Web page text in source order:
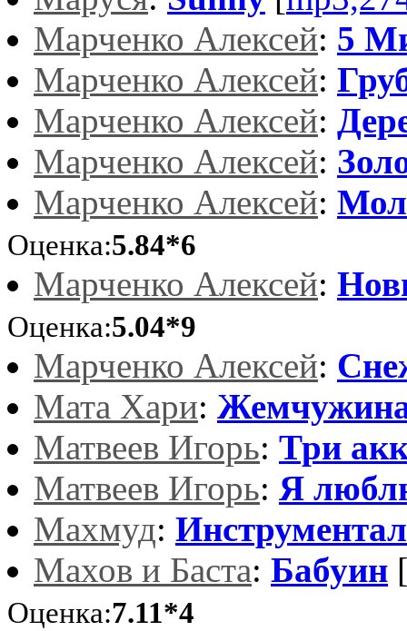
Марченко Алексей: 5
Марченко Алексей:
Марченко Алексей:
Марченко Алексей:
Марченко Алексей:
Оценка:5.84*6
Марченко Алексей:
Оценка:5.04*9
Марченко Алексей:
Мата Хари:
Матвеев Игорь: Три
Матвеев Игорь: Я
Махмуд: Инструментал
Махов и Баста: Бабуин
Оценка:7.11*4